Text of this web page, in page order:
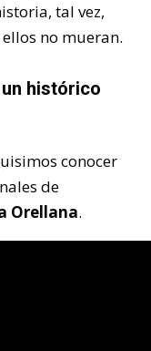
tal vez,
no mueran.
histórico
conocer
de
Orellana.